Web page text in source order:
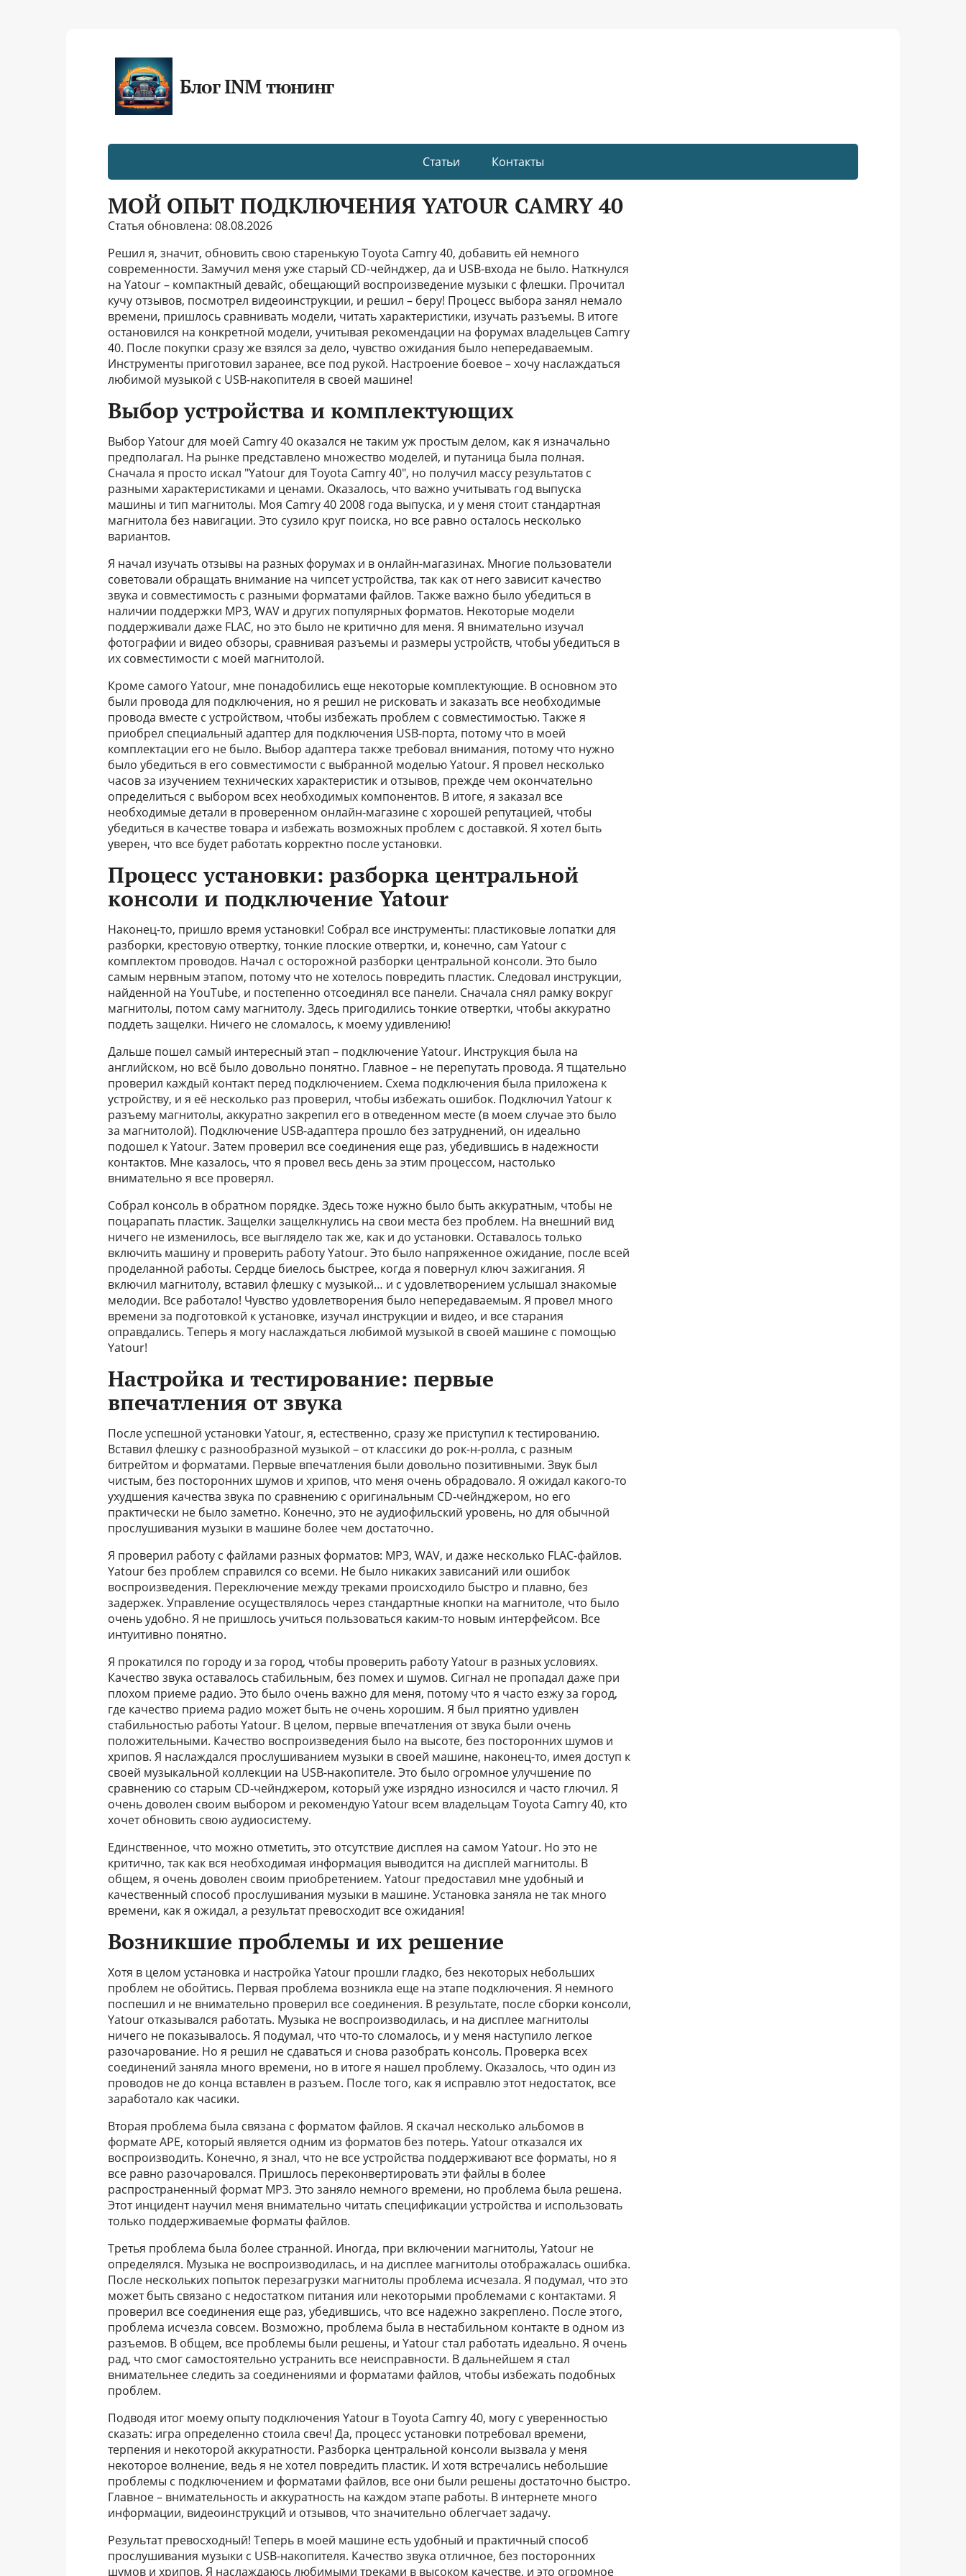
Блог INM тюнинг
Статьи Контакты
МОЙ ОПЫТ ПОДКЛЮЧЕНИЯ YATOUR CAMRY 40
Статья обновлена: 08.08.2026
Решил я, значит, обновить свою старенькую Toyota Camry 40, добавить ей немного
современности. Замучил меня уже старый CD-чейнджер, да и USB-входа не было. Наткнулся
на Yatour – компактный девайс, обещающий воспроизведение музыки с флешки. Прочитал
кучу отзывов, посмотрел видеоинструкции, и решил – беру! Процесс выбора занял немало
времени, пришлось сравнивать модели, читать характеристики, изучать разъемы. В итоге
остановился на конкретной модели, учитывая рекомендации на форумах владельцев Camry
40. После покупки сразу же взялся за дело, чувство ожидания было непередаваемым.
Инструменты приготовил заранее, все под рукой. Настроение боевое – хочу наслаждаться
любимой музыкой с USB-накопителя в своей машине!
Выбор устройства и комплектующих
Выбор Yatour для моей Camry 40 оказался не таким уж простым делом, как я изначально
предполагал. На рынке представлено множество моделей, и путаница была полная.
Сначала я просто искал "Yatour для Toyota Camry 40", но получил массу результатов с
разными характеристиками и ценами. Оказалось, что важно учитывать год выпуска
машины и тип магнитолы. Моя Camry 40 2008 года выпуска, и у меня стоит стандартная
магнитола без навигации. Это сузило круг поиска, но все равно осталось несколько
вариантов.
Я начал изучать отзывы на разных форумах и в онлайн-магазинах. Многие пользователи
советовали обращать внимание на чипсет устройства, так как от него зависит качество
звука и совместимость с разными форматами файлов. Также важно было убедиться в
наличии поддержки MP3, WAV и других популярных форматов. Некоторые модели
поддерживали даже FLAC, но это было не критично для меня. Я внимательно изучал
фотографии и видео обзоры, сравнивая разъемы и размеры устройств, чтобы убедиться в
их совместимости с моей магнитолой.
Кроме самого Yatour, мне понадобились еще некоторые комплектующие. В основном это
были провода для подключения, но я решил не рисковать и заказать все необходимые
провода вместе с устройством, чтобы избежать проблем с совместимостью. Также я
приобрел специальный адаптер для подключения USB-порта, потому что в моей
комплектации его не было. Выбор адаптера также требовал внимания, потому что нужно
было убедиться в его совместимости с выбранной моделью Yatour. Я провел несколько
часов за изучением технических характеристик и отзывов, прежде чем окончательно
определиться с выбором всех необходимых компонентов. В итоге, я заказал все
необходимые детали в проверенном онлайн-магазине с хорошей репутацией, чтобы
убедиться в качестве товара и избежать возможных проблем с доставкой. Я хотел быть
уверен, что все будет работать корректно после установки.
Процесс установки: разборка центральной
консоли и подключение Yatour
Наконец-то, пришло время установки! Собрал все инструменты: пластиковые лопатки для
разборки, крестовую отвертку, тонкие плоские отвертки, и, конечно, сам Yatour с
комплектом проводов. Начал с осторожной разборки центральной консоли. Это было
самым нервным этапом, потому что не хотелось повредить пластик. Следовал инструкции,
найденной на YouTube, и постепенно отсоединял все панели. Сначала снял рамку вокруг
магнитолы, потом саму магнитолу. Здесь пригодились тонкие отвертки, чтобы аккуратно
поддеть защелки. Ничего не сломалось, к моему удивлению!
Дальше пошел самый интересный этап – подключение Yatour. Инструкция была на
английском, но всё было довольно понятно. Главное – не перепутать провода. Я тщательно
проверил каждый контакт перед подключением. Схема подключения была приложена к
устройству, и я её несколько раз проверил, чтобы избежать ошибок. Подключил Yatour к
разъему магнитолы, аккуратно закрепил его в отведенном месте (в моем случае это было
за магнитолой). Подключение USB-адаптера прошло без затруднений, он идеально
подошел к Yatour. Затем проверил все соединения еще раз, убедившись в надежности
контактов. Мне казалось, что я провел весь день за этим процессом, настолько
внимательно я все проверял.
Собрал консоль в обратном порядке. Здесь тоже нужно было быть аккуратным, чтобы не
поцарапать пластик. Защелки защелкнулись на свои места без проблем. На внешний вид
ничего не изменилось, все выглядело так же, как и до установки. Оставалось только
включить машину и проверить работу Yatour. Это было напряженное ожидание, после всей
проделанной работы. Сердце биелось быстрее, когда я повернул ключ зажигания. Я
включил магнитолу, вставил флешку с музыкой… и с удовлетворением услышал знакомые
мелодии. Все работало! Чувство удовлетворения было непередаваемым. Я провел много
времени за подготовкой к установке, изучал инструкции и видео, и все старания
оправдались. Теперь я могу наслаждаться любимой музыкой в своей машине с помощью
Yatour!
Настройка и тестирование: первые
впечатления от звука
После успешной установки Yatour, я, естественно, сразу же приступил к тестированию.
Вставил флешку с разнообразной музыкой – от классики до рок-н-ролла, с разным
битрейтом и форматами. Первые впечатления были довольно позитивными. Звук был
чистым, без посторонних шумов и хрипов, что меня очень обрадовало. Я ожидал какого-то
ухудшения качества звука по сравнению с оригинальным CD-чейнджером, но его
практически не было заметно. Конечно, это не аудиофильский уровень, но для обычной
прослушивания музыки в машине более чем достаточно.
Я проверил работу с файлами разных форматов: MP3, WAV, и даже несколько FLAC-файлов.
Yatour без проблем справился со всеми. Не было никаких зависаний или ошибок
воспроизведения. Переключение между треками происходило быстро и плавно, без
задержек. Управление осуществлялось через стандартные кнопки на магнитоле, что было
очень удобно. Я не пришлось учиться пользоваться каким-то новым интерфейсом. Все
интуитивно понятно.
Я прокатился по городу и за город, чтобы проверить работу Yatour в разных условиях.
Качество звука оставалось стабильным, без помех и шумов. Сигнал не пропадал даже при
плохом приеме радио. Это было очень важно для меня, потому что я часто езжу за город,
где качество приема радио может быть не очень хорошим. Я был приятно удивлен
стабильностью работы Yatour. В целом, первые впечатления от звука были очень
положительными. Качество воспроизведения было на высоте, без посторонних шумов и
хрипов. Я наслаждался прослушиванием музыки в своей машине, наконец-то, имея доступ к
своей музыкальной коллекции на USB-накопителе. Это было огромное улучшение по
сравнению со старым CD-чейнджером, который уже изрядно износился и часто глючил. Я
очень доволен своим выбором и рекомендую Yatour всем владельцам Toyota Camry 40, кто
хочет обновить свою аудиосистему.
Единственное, что можно отметить, это отсутствие дисплея на самом Yatour. Но это не
критично, так как вся необходимая информация выводится на дисплей магнитолы. В
общем, я очень доволен своим приобретением. Yatour предоставил мне удобный и
качественный способ прослушивания музыки в машине. Установка заняла не так много
времени, как я ожидал, а результат превосходит все ожидания!
Возникшие проблемы и их решение
Хотя в целом установка и настройка Yatour прошли гладко, без некоторых небольших
проблем не обойтись. Первая проблема возникла еще на этапе подключения. Я немного
поспешил и не внимательно проверил все соединения. В результате, после сборки консоли,
Yatour отказывался работать. Музыка не воспроизводилась, и на дисплее магнитолы
ничего не показывалось. Я подумал, что что-то сломалось, и у меня наступило легкое
разочарование. Но я решил не сдаваться и снова разобрать консоль. Проверка всех
соединений заняла много времени, но в итоге я нашел проблему. Оказалось, что один из
проводов не до конца вставлен в разъем. После того, как я исправлю этот недостаток, все
заработало как часики.
Вторая проблема была связана с форматом файлов. Я скачал несколько альбомов в
формате APE, который является одним из форматов без потерь. Yatour отказался их
воспроизводить. Конечно, я знал, что не все устройства поддерживают все форматы, но я
все равно разочаровался. Пришлось переконвертировать эти файлы в более
распространенный формат MP3. Это заняло немного времени, но проблема была решена.
Этот инцидент научил меня внимательно читать спецификации устройства и использовать
только поддерживаемые форматы файлов.
Третья проблема была более странной. Иногда, при включении магнитолы, Yatour не
определялся. Музыка не воспроизводилась, и на дисплее магнитолы отображалась ошибка.
После нескольких попыток перезагрузки магнитолы проблема исчезала. Я подумал, что это
может быть связано с недостатком питания или некоторыми проблемами с контактами. Я
проверил все соединения еще раз, убедившись, что все надежно закреплено. После этого,
проблема исчезла совсем. Возможно, проблема была в нестабильном контакте в одном из
разъемов. В общем, все проблемы были решены, и Yatour стал работать идеально. Я очень
рад, что смог самостоятельно устранить все неисправности. В дальнейшем я стал
внимательнее следить за соединениями и форматами файлов, чтобы избежать подобных
проблем.
Подводя итог моему опыту подключения Yatour в Toyota Camry 40, могу с уверенностью
сказать: игра определенно стоила свеч! Да, процесс установки потребовал времени,
терпения и некоторой аккуратности. Разборка центральной консоли вызвала у меня
некоторое волнение, ведь я не хотел повредить пластик. И хотя встречались небольшие
проблемы с подключением и форматами файлов, все они были решены достаточно быстро.
Главное – внимательность и аккуратность на каждом этапе работы. В интернете много
информации, видеоинструкций и отзывов, что значительно облегчает задачу.
Результат превосходный! Теперь в моей машине есть удобный и практичный способ
прослушивания музыки с USB-накопителя. Качество звука отличное, без посторонних
шумов и хрипов. Я наслаждаюсь любимыми треками в высоком качестве, и это огромное